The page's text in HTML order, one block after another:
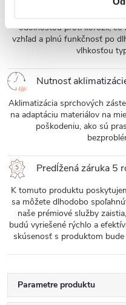
odolnosťou proti korózii, čo
vzhľad a plnú funkčnosť po
vlhkosťou
Nutnosť
Aklimatizácia sprchových
na adaptáciu materiálov na
poškodeniu, ako sú
Predĺžená záruka 5
K tomuto produktu
sa môžete dlhodobo
naše prémiové služby
budú vyriešené rýchlo a
skúsenosť s produktom
Parametre produktu